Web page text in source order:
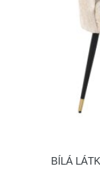
BÍLÁ